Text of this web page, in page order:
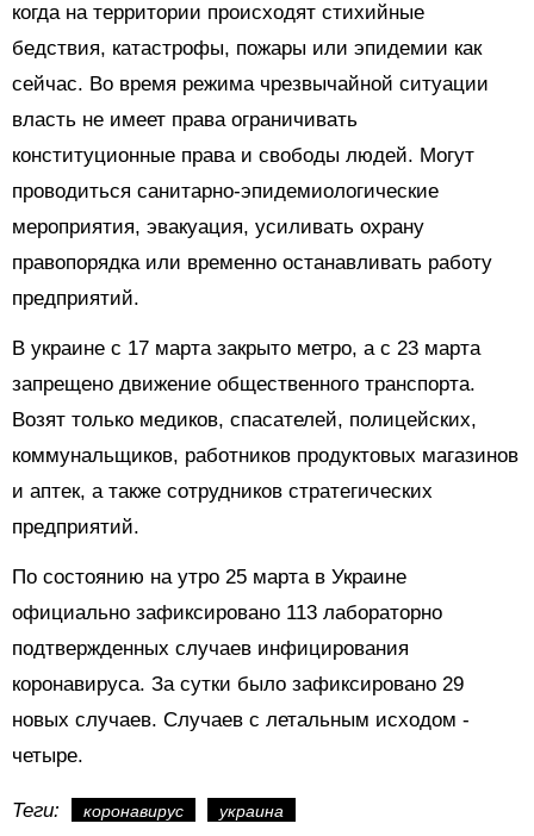
когда на территории происходят стихийные
бедствия, катастрофы, пожары или эпидемии как
сейчас. Во время режима чрезвычайной ситуации
власть не имеет права ограничивать
конституционные права и свободы людей. Могут
проводиться санитарно-эпидемиологические
мероприятия, эвакуация, усиливать охрану
правопорядка или временно останавливать работу
предприятий.
В украине с 17 марта закрыто метро, а с 23 марта
запрещено движение общественного транспорта.
Возят только медиков, спасателей, полицейских,
коммунальщиков, работников продуктовых магазинов
и аптек, а также сотрудников стратегических
предприятий.
По состоянию на утро 25 марта в Украине
официально зафиксировано 113 лабораторно
подтвержденных случаев инфицирования
коронавируса. За сутки было зафиксировано 29
новых случаев. Случаев с летальным исходом -
четыре.
Теги: коронавирус украина